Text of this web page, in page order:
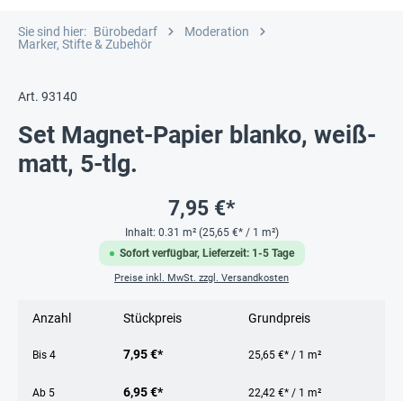
Sie sind hier: Bürobedarf
Moderation
Marker, Stifte & Zubehör
Art. 93140
Set Magnet-Papier blanko, weiß-
matt, 5-tlg.
Sofort verfügbar, Lieferzeit: 1-5 Tage
7,95 €*
Inhalt: 0.31 m² (25,65 €* / 1 m²)
Preise inkl. MwSt. zzgl. Versandkosten
Anzahl Stückpreis Grundpreis
Bis 4 7,95 €* 25,65 €* / 1 m²
Ab 5 6,95 €* 22,42 €* / 1 m²